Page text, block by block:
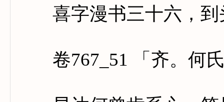
喜字漫书三十六，到
卷767_51 「齐。何氏